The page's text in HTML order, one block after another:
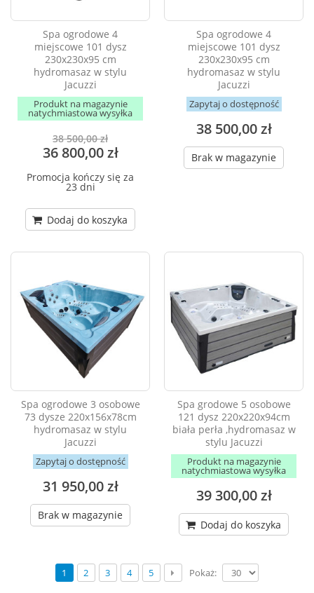
Spa ogrodowe 4
miejscowe 101 dysz
230x230x95 cm
hydromasaz w stylu
Jacuzzi
Produkt na magazynie
natychmiastowa wysyłka
38 500,00 zł
36 800,00 zł
Promocja kończy się za
23 dni
Dodaj do koszyka
Spa ogrodowe 4
miejscowe 101 dysz
230x230x95 cm
hydromasaz w stylu
Jacuzzi
Zapytaj o dostępność
38 500,00 zł
Brak w magazynie
Spa ogrodowe 3 osobowe
73 dysze 220x156x78cm
hydromasaz w stylu
Jacuzzi
Zapytaj o dostępność
31 950,00 zł
Brak w magazynie
Spa grodowe 5 osobowe
121 dysz 220x220x94cm
biała perła ,hydromasaz w
stylu Jacuzzi
Produkt na magazynie
natychmiastowa wysyłka
39 300,00 zł
Dodaj do koszyka
1 2 3 4 5 Pokaż: